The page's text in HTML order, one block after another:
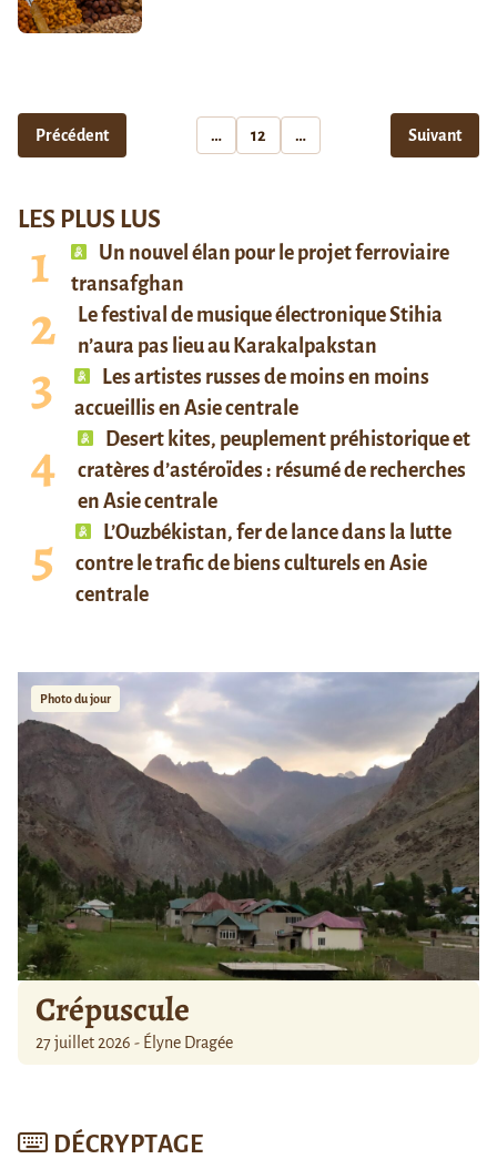
Précédent … 12 … Suivant
LES PLUS LUS
Un nouvel élan pour le projet ferroviaire
transafghan
Le festival de musique électronique Stihia
n’aura pas lieu au Karakalpakstan
Les artistes russes de moins en moins
accueillis en Asie centrale
Desert kites, peuplement préhistorique et
cratères d’astéroïdes : résumé de recherches
en Asie centrale
L’Ouzbékistan, fer de lance dans la lutte
contre le trafic de biens culturels en Asie
centrale
Photo du jour
Crépuscule
27 juillet 2026 - Élyne Dragée
DÉCRYPTAGE